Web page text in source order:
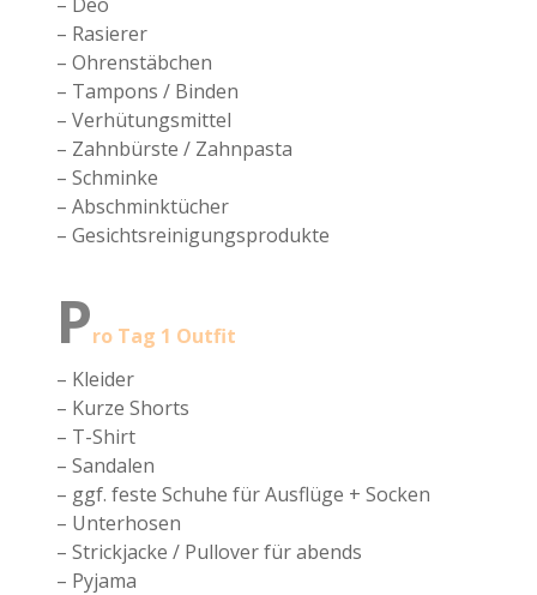
– Rasierer
– Ohrenstäbchen
– Tampons / Binden
– Verhütungsmittel
– Zahnbürste / Zahnpasta
– Schminke
– Abschminktücher
– Gesichtsreinigungsprodukte
Pro Tag 1 Outfit
– Kleider
– Kurze Shorts
– T-Shirt
– Sandalen
– ggf. feste Schuhe für Ausflüge + Socken
– Unterhosen
– Strickjacke / Pullover für abends
– Pyjama